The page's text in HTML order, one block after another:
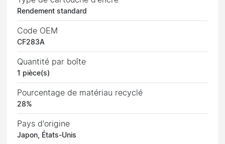
Rendement standard
Code OEM
CF283A
Quantité par boîte
1 pièce(s)
Pourcentage de matériau recyclé
28%
Pays d'origine
Japon, États-Unis